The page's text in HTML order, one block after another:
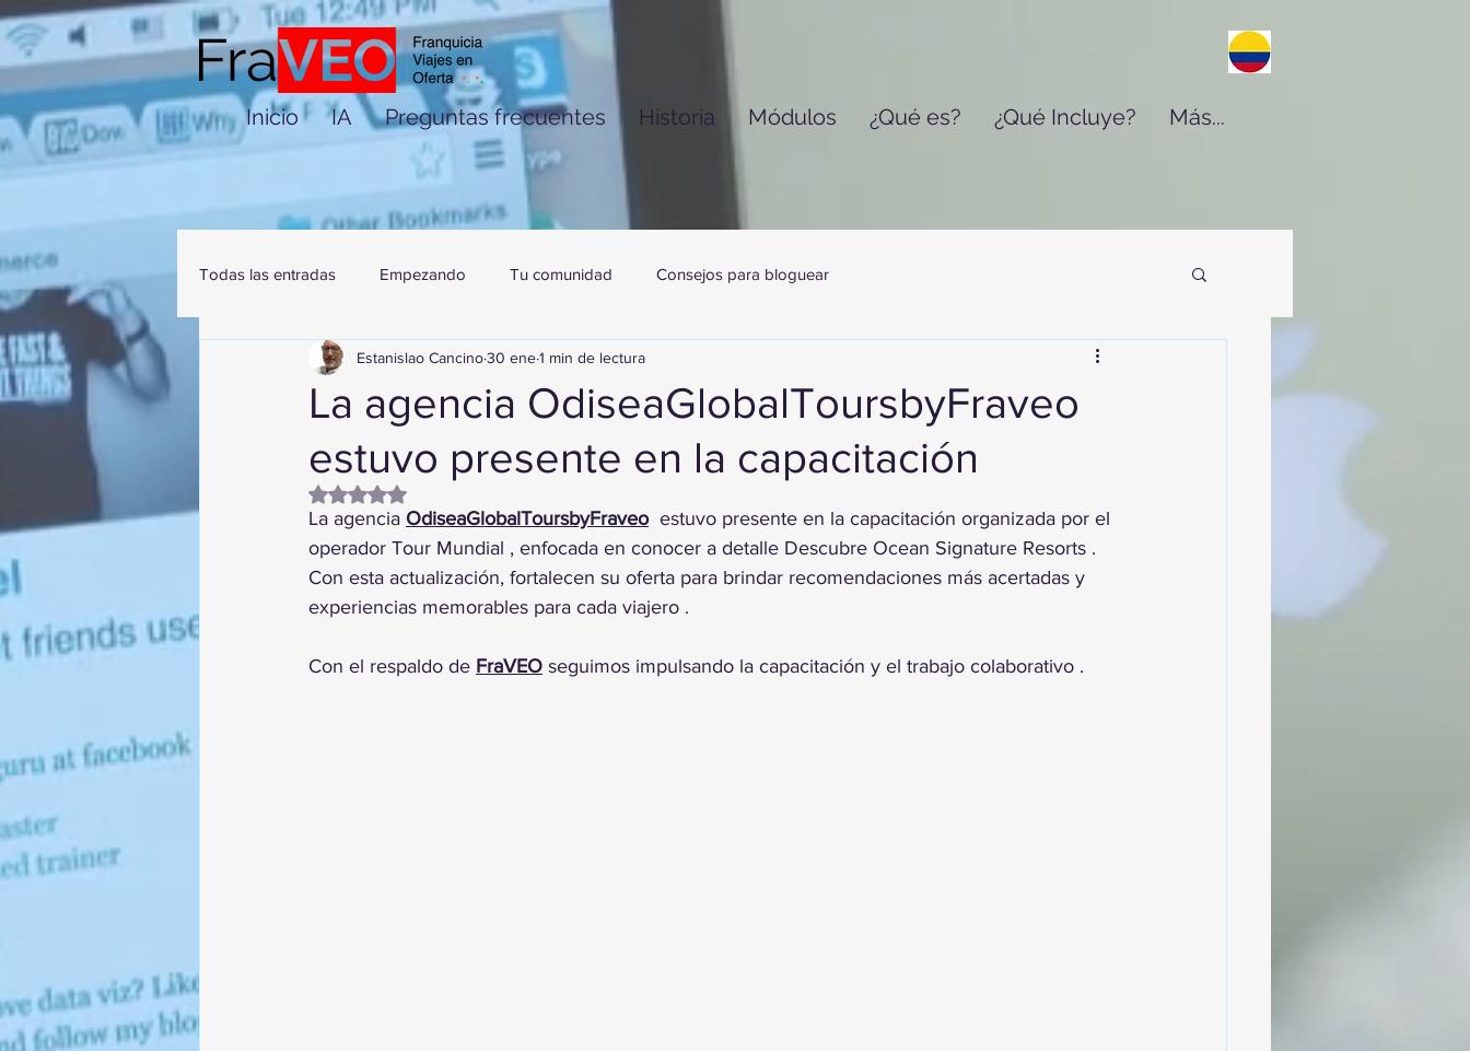
Inicio IA Preguntas frecuentes Historia Módulos ¿Qué es? ¿Qué Incluye? Más...
Todas las entradas Empezando Tu comunidad Consejos para bloguear
La agencia OdiseaGlobalToursbyFraveo
estuvo presente en la capacitación
Estanislao Cancino30 ene1 min de lectura
Obtuvo NaN de 5 estrellas.
La agencia OdiseaGlobalToursbyFraveo
  estuvo presente en la capacitación organizada por el
operador Tour Mundial , enfocada en conocer a detalle Descubre Ocean Signature Resorts .
Con esta actualización, fortalecen su oferta para brindar recomendaciones más acertadas y
experiencias memorables para cada viajero .
Con el respaldo de FraVEO seguimos impulsando la capacitación y el trabajo colaborativo .